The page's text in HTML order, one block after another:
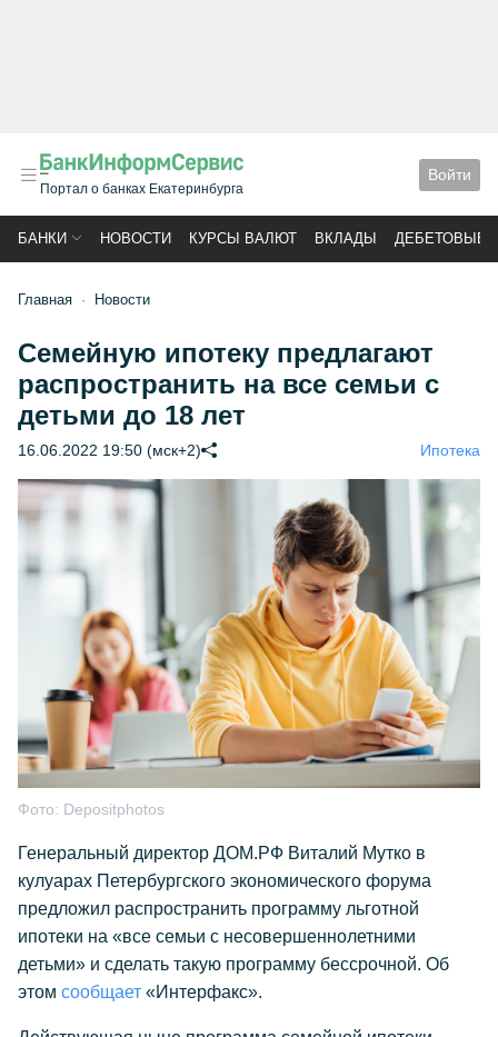
Портал о банках Екатеринбурга
Войти
БАНКИ НОВОСТИ КУРСЫ ВАЛЮТ ВКЛАДЫ ДЕБЕТОВЫЕ
Главная Новости
Семейную ипотеку предлагают
распространить на все семьи с
детьми до 18 лет
16.06.2022 19:50 (мск+2) Ипотека
Фото: Depositphotos
Генеральный директор ДОМ.РФ Виталий Мутко в
кулуарах Петербургского экономического форума
предложил распространить программу льготной
ипотеки на «все семьи с несовершеннолетними
детьми» и сделать такую программу бессрочной. Об
этом сообщает «Интерфакс».